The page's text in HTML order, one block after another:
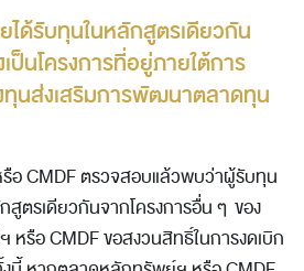
ได้รับทุนในหลักสูตรเดียวกัน
ป็นโครงการที่อยู่ภายใต้การ
นส่งเสริมการพัฒนาตลาดทุน
CMDF ตรวจสอบแล้วพบว่าผู้รับทุน
สูตรเดียวกันจากโครงการอื่น ๆ ของ
รือ CMDF ขอสงวนสิทธิ์ในการงดเบิก